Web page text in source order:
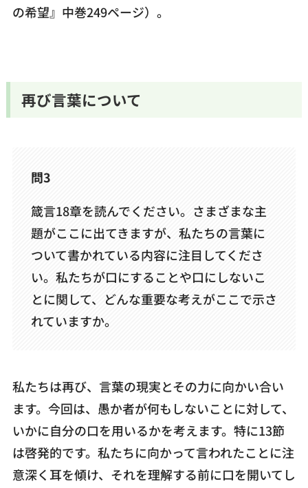
の希望』中巻249ページ）。
再び言葉について
問3
箴言18章を読んでください。さまざまな主
題がここに出てきますが、私たちの言葉に
ついて書かれている内容に注目してくださ
い。私たちが口にすることや口にしないこ
とに関して、どんな重要な考えがここで示さ
れていますか。
私たちは再び、言葉の現実とその力に向かい合い
ます。今回は、愚か者が何もしないことに対して、
いかに自分の口を用いるかを考えます。特に13節
は啓発的です。私たちに向かって言われたことに注
意深く耳を傾け、それを理解する前に口を開いてし